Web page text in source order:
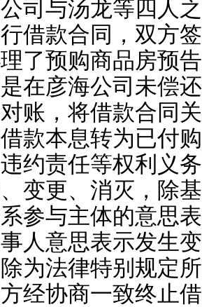
司与汤龙等四人
借款合同，双方
了预购商品房预
在彦海公司未偿
账，将借款合同
款本息转为已付
约责任等权利义
变更、消灭，除
参与主体的意思
人意思表示发生
为法律特别规定
经协商一致终止